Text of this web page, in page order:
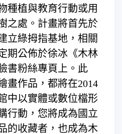
種植與教育行動或用
之處。計畫將首先於
立綠拇指基地，相關
期公佈於徐冰《木林
書粉絲專頁上。此
畫作品，都將在2014
中以實體或數位檔形
行動，您將成為國立
的收藏者，也成為木